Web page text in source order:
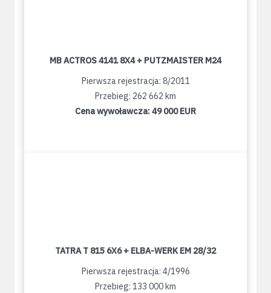
MB ACTROS 4141 8X4 + PUTZMAISTER M24
Pierwsza rejestracja: 8/2011
Przebieg: 262 662 km
Cena wywoławcza:49 000 EUR
TATRA T 815 6X6 + ELBA-WERK EM 28/32
Pierwsza rejestracja: 4/1996
Przebieg: 133 000 km